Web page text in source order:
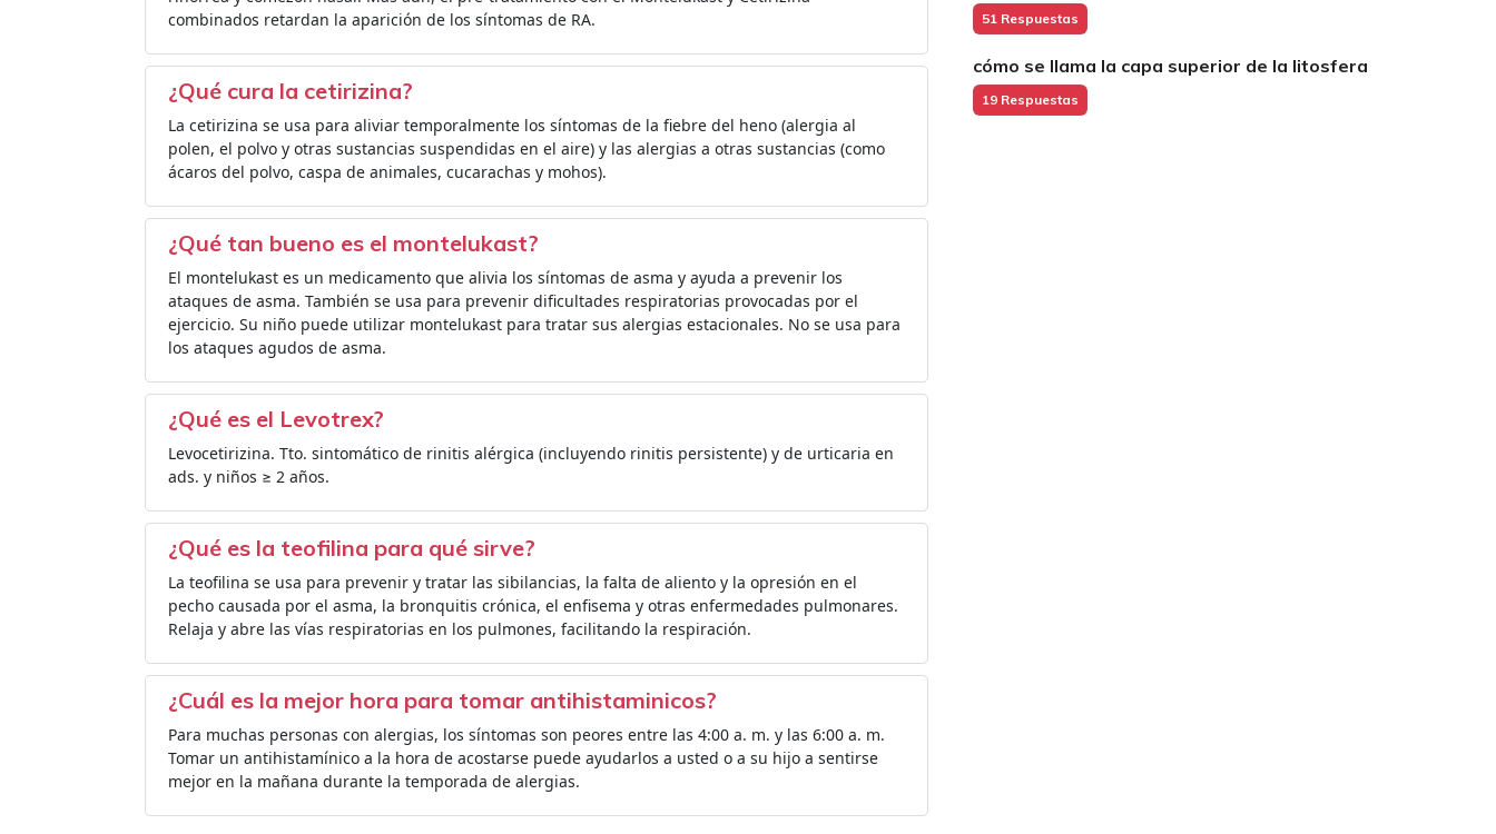
combinados retardan la aparición de los síntomas de RA.
¿Qué cura la cetirizina?
La cetirizina se usa para aliviar temporalmente los síntomas de la fiebre del heno (alergia al
polen, el polvo y otras sustancias suspendidas en el aire) y las alergias a otras sustancias (como
ácaros del polvo, caspa de animales, cucarachas y mohos).
¿Qué tan bueno es el montelukast?
El montelukast es un medicamento que alivia los síntomas de asma y ayuda a prevenir los
ataques de asma. También se usa para prevenir dificultades respiratorias provocadas por el
ejercicio. Su niño puede utilizar montelukast para tratar sus alergias estacionales. No se usa para
los ataques agudos de asma.
¿Qué es el Levotrex?
Levocetirizina. Tto. sintomático de rinitis alérgica (incluyendo rinitis persistente) y de urticaria en
ads. y niños ≥ 2 años.
¿Qué es la teofilina para qué sirve?
La teofilina se usa para prevenir y tratar las sibilancias, la falta de aliento y la opresión en el
pecho causada por el asma, la bronquitis crónica, el enfisema y otras enfermedades pulmonares.
Relaja y abre las vías respiratorias en los pulmones, facilitando la respiración.
¿Cuál es la mejor hora para tomar antihistaminicos?
Para muchas personas con alergias, los síntomas son peores entre las 4:00 a. m. y las 6:00 a. m.
Tomar un antihistamínico a la hora de acostarse puede ayudarlos a usted o a su hijo a sentirse
mejor en la mañana durante la temporada de alergias.
51 Respuestas
cómo se llama la capa superior de la litosfera
19 Respuestas